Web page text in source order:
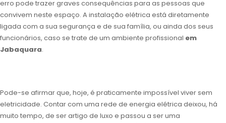
erro pode trazer graves consequências para as pessoas que
convivem neste espaço. A instalação elétrica está diretamente
ligada com a sua segurança e de sua família, ou ainda dos seus
funcionários, caso se trate de um ambiente profissional em
Jabaquara.
Pode-se afirmar que, hoje, é praticamente impossível viver sem
eletricidade. Contar com uma rede de energia elétrica deixou, há
muito tempo, de ser artigo de luxo e passou a ser uma